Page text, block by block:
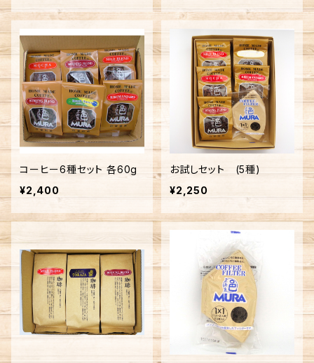
コーヒー6種セット 各60g
¥2,400
お試しセット (5種)
¥2,250